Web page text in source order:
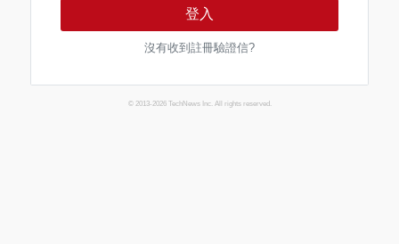
登入
沒有收到註冊驗證信?
© 2013-2026 TechNews Inc. All rights reserved.